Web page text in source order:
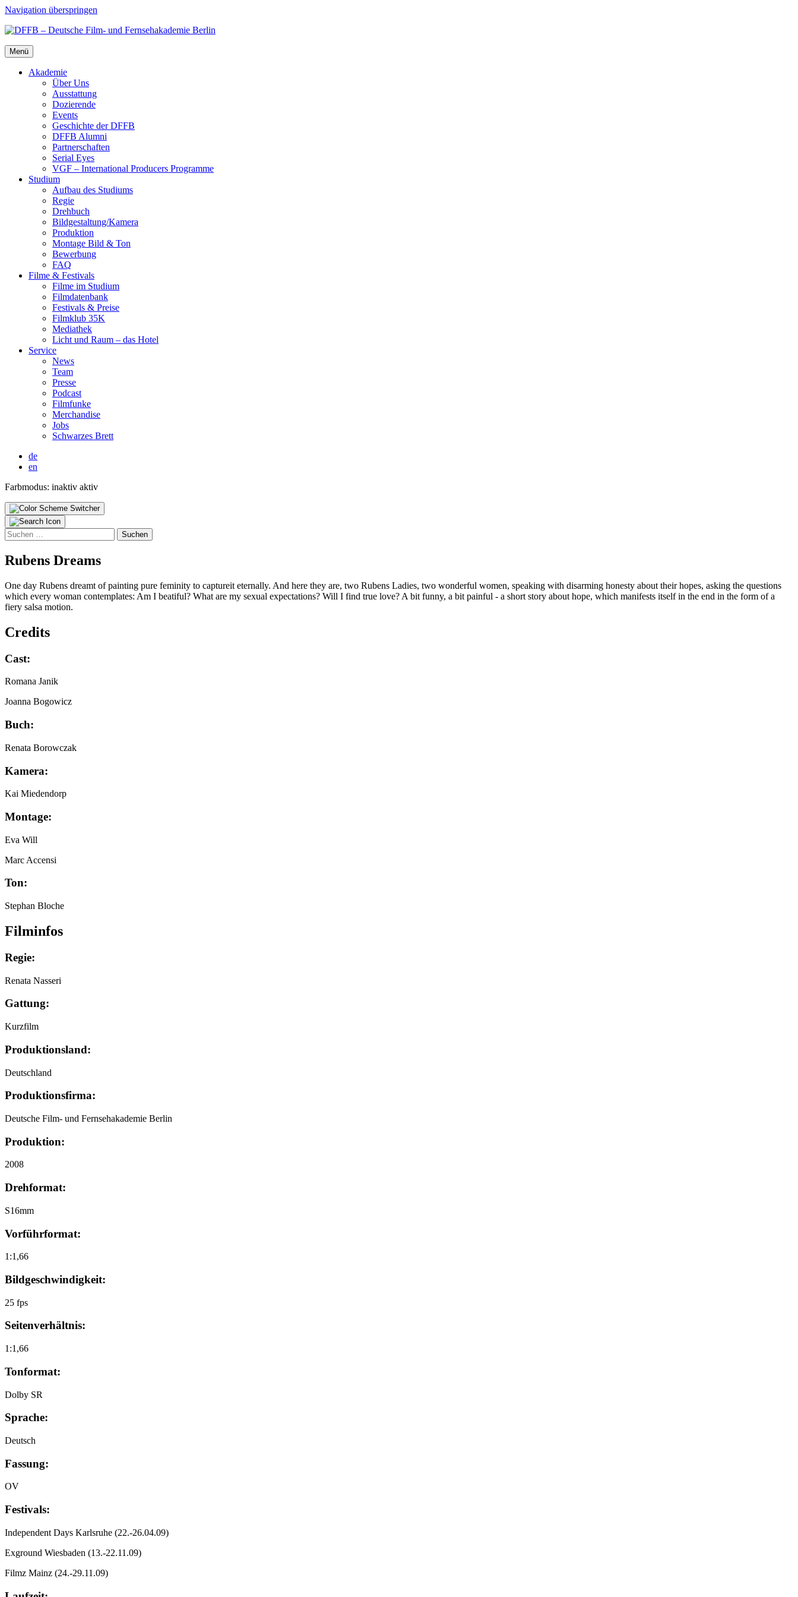
Navigation überspringen
Menü
Aka­de­mie
Über Uns
Aus­stat­tung
Dozie­ren­de
Events
Geschich­te der DFFB
DFFB Alum­ni
Part­ner­schaf­ten
Seri­al Eyes
VGF – Inter­na­tio­nal Pro­du­cers Pro­gram­me
Stu­di­um
Auf­bau des Stu­di­ums
Regie
Dreh­buch
Bildgestaltung/​​Kamera
Pro­duk­ti­on
Mon­ta­ge Bild & Ton
Bewer­bung
FAQ
Fil­me & Fes­ti­vals
Fil­me im Stu­di­um
Film­da­ten­bank
Fes­ti­vals & Prei­se
Film­klub 35K
Media­thek
Licht und Raum – das Hotel
Ser­vice
News
Team
Pres­se
Pod­cast
Film­fun­ke
Mer­chan­di­se
Jobs
Schwar­zes Brett
de
en
Farbmodus: inaktiv aktiv
Suchen
nach:
Rubens Dreams
One day Rubens dreamt of painting pure feminity to captureit eternally. And here they are, two Rubens Ladies, two wonderful women, speaking with disarming honesty about their hopes, asking the questions
which every woman contemplates: Am I beatiful? What are my sexual expectations? Will I find true love? A bit funny, a bit painful - a short story about hope, which manifests itself in the end in the form of a
fiery salsa motion.
Credits
Cast:
Romana Janik
Joanna Bogowicz
Buch:
Renata Borowczak
Kamera:
Kai Miedendorp
Montage:
Eva Will
Marc Accensi
Ton:
Stephan Bloche
Filminfos
Regie:
Renata Nasseri
Gattung:
Kurzfilm
Produktionsland:
Deutschland
Produktionsfirma:
Deutsche Film- und Fernsehakademie Berlin
Produktion:
2008
Drehformat:
S16mm
Vorführformat:
1:1,66
Bildgeschwindigkeit:
25 fps
Seitenverhältnis:
1:1,66
Tonformat:
Dolby SR
Sprache:
Deutsch
Fassung:
OV
Festivals:
Independent Days Karlsruhe (22.-26.04.09)
Exground Wiesbaden (13.-22.11.09)
Filmz Mainz (24.-29.11.09)